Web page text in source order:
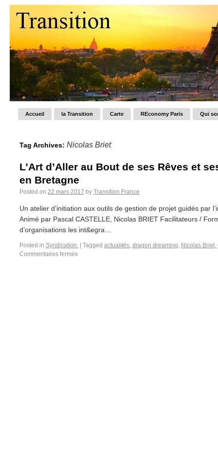
Accueil la Transition Carte REconomy Paris Qui
Tag Archives: Nicolas Briet
L’Art d’Aller au Bout de ses Rêves et
en Bretagne
Posted on 22 mars 2017 by Transition France
Un atelier d’initiation aux outils de gestion de projet guidés par
Animé par Pascal CASTELLE, Nicolas BRIET Facilitateurs /
d’organisations les int&egra...
Posted in Syndication. Tagged actualités, dragon dreaming, Nicolas Briet,
Commentaires fermés